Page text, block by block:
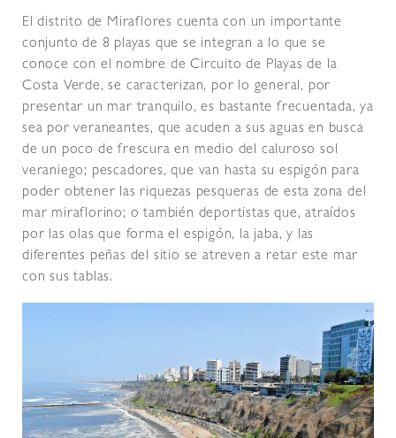
El distrito de Miraflores cuenta con un importante
conjunto de 8 playas que se integran a lo que se
conoce con el nombre de Circuito de Playas de la
Costa Verde, se caracterizan, por lo general, por
presentar un mar tranquilo, es bastante frecuentada, ya
sea por veraneantes, que acuden a sus aguas en busca
de un poco de frescura en medio del caluroso sol
veraniego; pescadores, que van hasta su espigón para
poder obtener las riquezas pesqueras de esta zona del
mar miraflorino; o también deportistas que, atraídos
por las olas que forma el espigón, la jaba, y las
diferentes peñas del sitio se atreven a retar este mar
con sus tablas.